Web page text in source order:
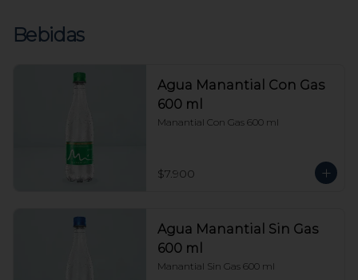
Bebidas
Agua Manantial Con Gas
600 ml
Manantial Con Gas 600 ml
$7.900
Agua Manantial Sin Gas
600 ml
Manantial Sin Gas 600 ml